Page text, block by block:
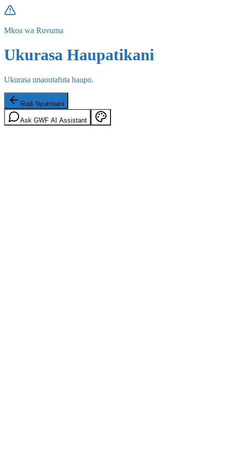
Mkoa wa Ruvuma
Ukurasa Haupatikani
Ukurasa unaoutafuta haupo.
Rudi Nyumbani
Ask GWF AI Assistant